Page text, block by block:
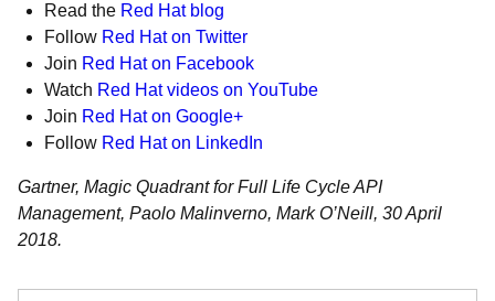
Read the Red Hat blog
Follow Red Hat on Twitter
Join Red Hat on Facebook
Watch Red Hat videos on YouTube
Join Red Hat on Google+
Follow Red Hat on LinkedIn
Gartner, Magic Quadrant for Full Life Cycle API
Management, Paolo Malinverno, Mark O’Neill, 30 April
2018.